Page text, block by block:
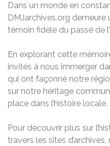
Dans un monde en
DMJarchives.org demeure
témoin fidèle du passé de
En explorant cette
invités à nous immerger
qui ont façonné notre
sur notre héritage
place dans l’histoire locale.
Pour découvrir plus sur
travers les sites